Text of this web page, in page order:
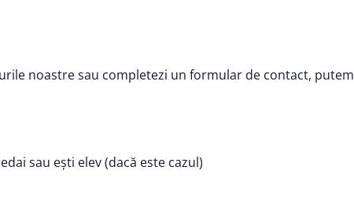
noastre sau completezi un formular de contact,
sau ești elev (dacă este cazul)